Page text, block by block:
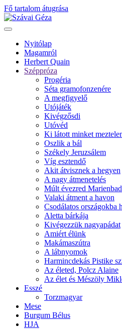
Fő tartalom átugrása
Nyitólap
Magamról
Herbert Quain
Széppróza
Progéria
Séta gramofonzenére
A megfigyelő
Utójáték
Kivégzősdi
Utóvéd
Ki látott minket
Oszlik a bál
Székely Jeruzsálem
Víg esztendő
Akit átvisznek a hegyen
A nagy átmenetelés
Múlt évezred
Valaki átment a havon
Csodálatos országokba
Aletta bárkája
Kivégezzük nagyapádat
Amiért élünk
Makámaszútra
A lábnyomok
Harmincdekás Pistike
Az életed, Polcz Alaine
Az élet és Mészöly
Esszé
Torzmagyar
Mese
Burgum Bélus
HJA